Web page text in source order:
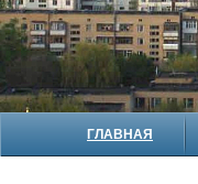
ГЛАВНАЯ